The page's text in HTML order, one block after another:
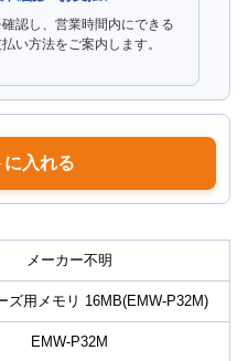
認し、営業時間内にできる
い方法をご案内します。
に入れる
メーカー不明
ズ用メモリ 16MB(EMW-P32M)
EMW-P32M